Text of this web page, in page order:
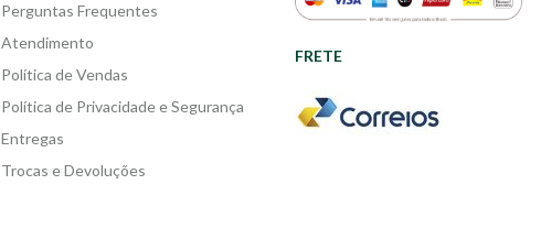
Perguntas Frequentes
Atendimento
Política de Vendas
Política de Privacidade e Segurança
Entregas
Trocas e Devoluções
FRETE